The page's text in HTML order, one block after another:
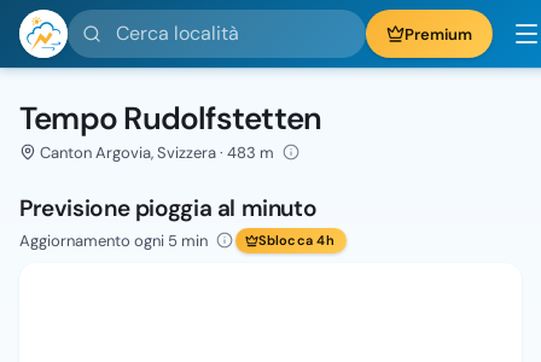
Cerca località Premium
Tempo Rudolfstetten
Canton Argovia, Svizzera · 483 m
Previsione pioggia al minuto
Aggiornamento ogni 5 min Sblocca 4h